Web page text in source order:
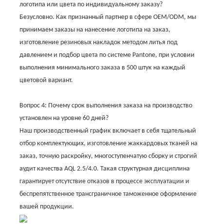
логотипа или цвета по индивидуальному заказу?
Безусловно. Как признанный партнер в сфере OEM/ODM, мы
принимаем заказы на нанесение логотипа на заказ,
изготовление резиновых накладок методом литья под
давлением и подбор цвета по системе Pantone, при условии
выполнения минимального заказа в 500 штук на каждый
цветовой вариант.
Вопрос 4: Почему срок выполнения заказа на производство
установлен на уровне 60 дней?
Наш производственный график включает в себя тщательный
отбор комплектующих, изготовление жаккардовых тканей на
заказ, точную раскройку, многоступенчатую сборку и строгий
аудит качества AQL 2.5/4.0. Такая структурная дисциплина
гарантирует отсутствие отказов в процессе эксплуатации и
беспрепятственное трансграничное таможенное оформление
вашей продукции.